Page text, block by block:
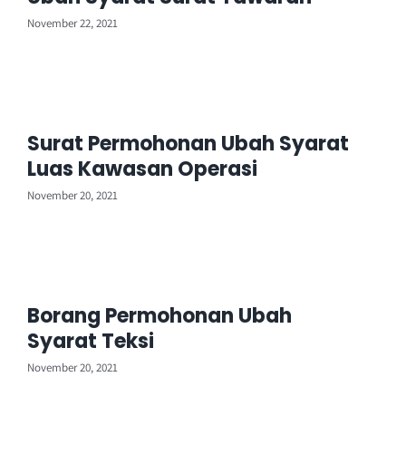
November 22, 2021
Surat Permohonan Ubah Syarat
Luas Kawasan Operasi
November 20, 2021
Borang Permohonan Ubah
Syarat Teksi
November 20, 2021